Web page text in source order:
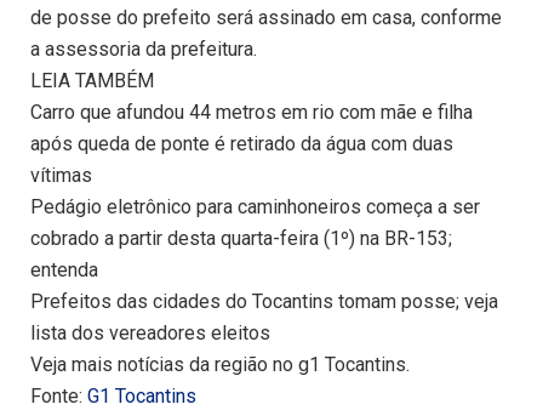
de posse do prefeito será assinado em casa, conforme
a assessoria da prefeitura.
LEIA TAMBÉM
Carro que afundou 44 metros em rio com mãe e filha
após queda de ponte é retirado da água com duas
vítimas
Pedágio eletrônico para caminhoneiros começa a ser
cobrado a partir desta quarta-feira (1º) na BR-153;
entenda
Prefeitos das cidades do Tocantins tomam posse; veja
lista dos vereadores eleitos
Veja mais notícias da região no g1 Tocantins.
Fonte: G1 Tocantins